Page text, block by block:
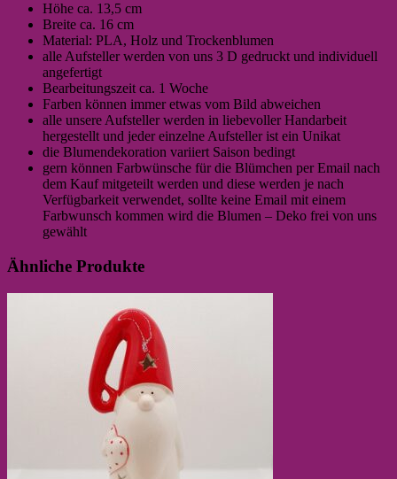
Höhe ca. 13,5 cm
Breite ca. 16 cm
Material: PLA, Holz und Trockenblumen
alle Aufsteller werden von uns 3 D gedruckt und individuell
angefertigt
Bearbeitungszeit ca. 1 Woche
Farben können immer etwas vom Bild abweichen
alle unsere Aufsteller werden in liebevoller Handarbeit
hergestellt und jeder einzelne Aufsteller ist ein Unikat
die Blumendekoration variiert Saison bedingt
gern können Farbwünsche für die Blümchen per Email nach
dem Kauf mitgeteilt werden und diese werden je nach
Verfügbarkeit verwendet, sollte keine Email mit einem
Farbwunsch kommen wird die Blumen – Deko frei von uns
gewählt
Ähnliche Produkte